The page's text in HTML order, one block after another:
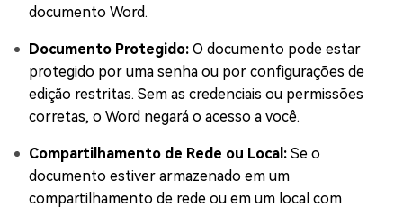
documento Word.
Documento Protegido: O documento pode estar
protegido por uma senha ou por configurações de
edição restritas. Sem as credenciais ou permissões
corretas, o Word negará o acesso a você.
Compartilhamento de Rede ou Local: Se o
documento estiver armazenado em um
compartilhamento de rede ou em um local com